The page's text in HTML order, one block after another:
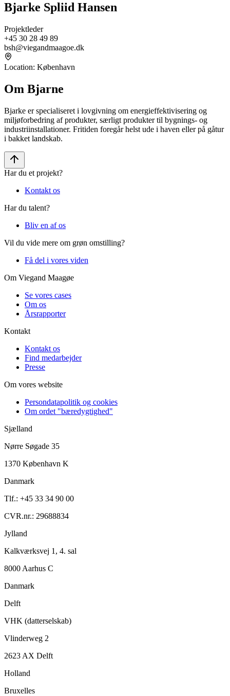
Bjarke Spliid Hansen
Projektleder
+45 30 28 49 89
bsh@viegandmaagoe.dk
Location: København
Om Bjarne
Bjarke er specialiseret i lovgivning om energieffektivisering og
miljøforbedring af produkter, særligt produkter til bygnings- og
industriinstallationer. Fritiden foregår helst ude i haven eller på gåtur
i bakket landskab.
Har du et projekt?
Kontakt os
Har du talent?
Bliv en af os
Vil du vide mere om grøn omstilling?
Få del i vores viden
Om Viegand Maagøe
Se vores cases
Om os
Årsrapporter
Kontakt
Kontakt os
Find medarbejder
Presse
Om vores website
Persondatapolitik og cookies
Om ordet "bæredygtighed"
Sjælland
Nørre Søgade 35
1370 København K
Danmark
Tlf.: +45 33 34 90 00
CVR.nr.: 29688834
Jylland
Kalkværksvej 1, 4. sal
8000 Aarhus C
Danmark
Delft
VHK (datterselskab)
Vlinderweg 2
2623 AX Delft
Holland
Bruxelles